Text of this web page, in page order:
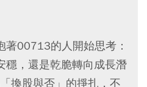
著00713的人開始思考：
穩，還是乾脆轉向成長潛
換股與否」的掙扎，不